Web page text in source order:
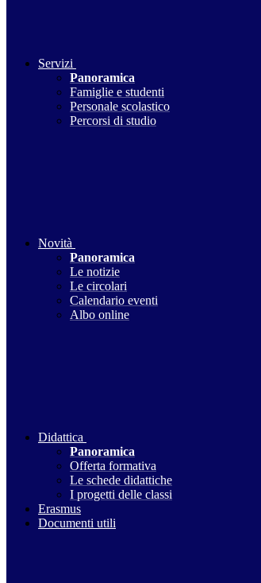
Servizi
Panoramica
Famiglie e studenti
Personale scolastico
Percorsi di studio
Novità
Panoramica
Le notizie
Le circolari
Calendario eventi
Albo online
Didattica
Panoramica
Offerta formativa
Le schede didattiche
I progetti delle classi
Erasmus
Documenti utili